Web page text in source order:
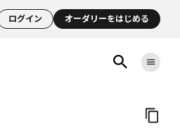
ログイン オーダリーをはじめる